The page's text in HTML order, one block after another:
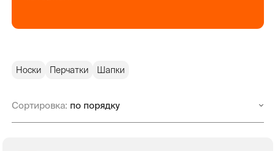
Носки Перчатки Шапки
Сортировка: